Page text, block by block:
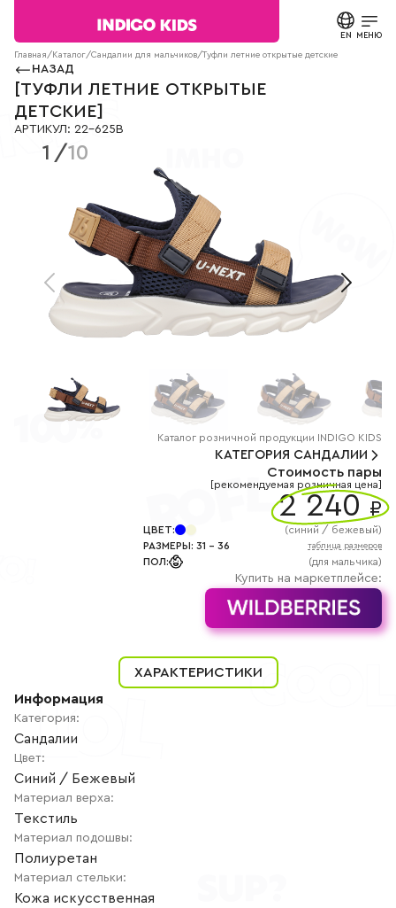
EN МЕНЮ
КАТАЛОГ
О БРЕНДЕ
СТАТЬИ
ПАРТНЕРАМ
МАГАЗИНЫ
+7
(800)
777-
РЕГИСТРАЦИЯ
сообщения
Согласие на
обработку
персональных
данных.
Политика
конфиденциальности
все
заполнению
СВЯЗАТЬСЯ С НАМИ
22-625B
Главная / Каталог/Сандалии для мальчиков/Туфли летние открытые детские
НАЗАД
ТУФЛИ ЛЕТНИЕ ОТКРЫТЫЕ
ДЕТСКИЕ
АРТИКУЛ : 22-625B
1 /10
Каталог розничной продукции INDIGO KIDS
КАТЕГОРИЯ САНДАЛИИ
Стоимость пары
[рекомендуемая розничная цена]
2 240 ₽
ЦВЕТ: (синий / бежевый)
РАЗМЕРЫ: 31 - 36 таблица размеров
ПОЛ: (для мальчика)
Купить на маркетплейсе:
ХАРАКТЕРИСТИКИ
Информация
Категория:
Сандалии
Цвет:
Синий / Бежевый
Материал верха:
Текстиль
Материал подошвы:
Полиуретан
Материал стельки:
Кожа искусственная